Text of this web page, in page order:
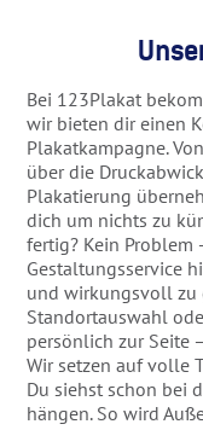
Bei 123Plakat
wir bieten dir einen
Plakatkampagne.
über die
Plakatierung
dich um nichts zu
fertig? Kein Problem
Gestaltungsservice
und wirkungsvoll zu
Standortauswahl
persönlich zur Seite
Wir setzen auf volle
Du siehst schon bei
hängen. So wird